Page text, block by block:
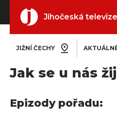
Jihočeská televize
JIŽNÍ ČECHY
Jak se u nás
Epizody pořadu: